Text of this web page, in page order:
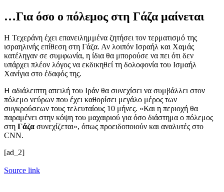
…Για όσο ο πόλεμος στη Γάζα μαίνεται
Η Τεχεράνη έχει επανειλημμένα ζητήσει τον τερματισμό της
ισραηλινής επίθεση στη Γάζα. Αν λοιπόν Ισραήλ και Χαμάς
κατέληγαν σε συμφωνία, η ίδια θα μπορούσε να πει ότι δεν
υπάρχει πλέον λόγος να εκδικηθεί τη δολοφονία του Ισμαήλ
Χανίγια στο έδαφός της.
Η αδιάλειπτη απειλή του Ιράν θα συνεχίσει να συμβάλλει στον
πόλεμο νεύρων που έχει καθορίσει μεγάλο μέρος των
συγκρούσεων τους τελευταίους 10 μήνες. «Και η περιοχή θα
παραμένει στην κόψη του μαχαιριού για όσο διάστημα ο πόλεμος
στη Γάζα συνεχίζεται», όπως προειδοποιούν και αναλυτές στο
CNN.
[ad_2]
Source link